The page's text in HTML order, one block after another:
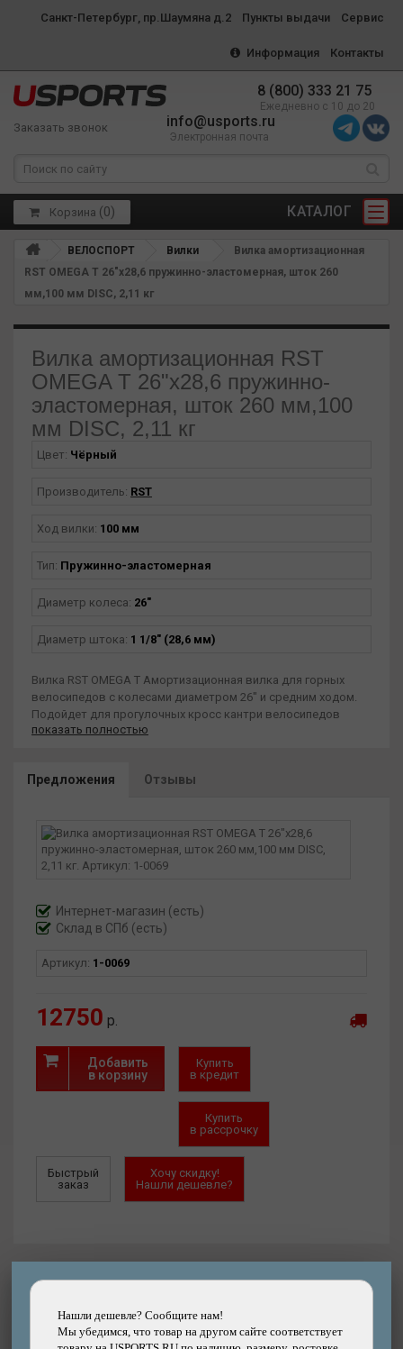
Санкт-Петербург, пр.Шаумяна д.2 Пункты выдачи Сервис
Информация Контакты
8 (800) 333 21 75
Ежедневно с 10 до 20
Заказать звонок info@usports.ru
Электронная почта
КАТАЛОГ
Корзина (0)
ВЕЛОСПОРТ Вилки
Вилка амортизационная
RST OMEGA T 26"х28,6 пружинно-эластомерная, шток 260
мм,100 мм DISC, 2,11 кг
Вилка амортизационная RST
OMEGA T 26"х28,6 пружинно-
эластомерная, шток 260 мм,100
мм DISC, 2,11 кг
Цвет: Чёрный
Производитель: RST
Ход вилки: 100 мм
Тип: Пружинно-эластомерная
Диаметр колеса: 26"
Диаметр штока: 1 1/8" (28,6 мм)
Вилка RST OMEGA T Амортизационная вилка для горных
велосипедов с колесами диаметром 26" и средним ходом.
Подойдет для прогулочных кросс кантри велосипедов
обеспечит комфорт и сцепление при езде по разбитым
гидравлическая регулировка хода и прелоад.
Вид: пружинно-масляная
Стандарт штока: прямой шток 1.1\8"
Ход вилки: 100 мм
Материал: сталь / сплав магния
Крепление тормоза: PM, дисковый
Диаметр оси втулки: 9 мм QR
предварительная нагрузка
показать полностью
Предложения Отзывы
Интернет-магазин (есть)
Склад в СПб (есть)
Артикул: 1-0069
12750 р.
Нашли дешевле? Сообщите нам!
Мы убедимся, что товар на другом сайте соответствует
Добавить
в корзину
Купить
в кредит
Купить
в рассрочку
Быстрый
заказ
Хочу скидку!
Нашли дешевле?